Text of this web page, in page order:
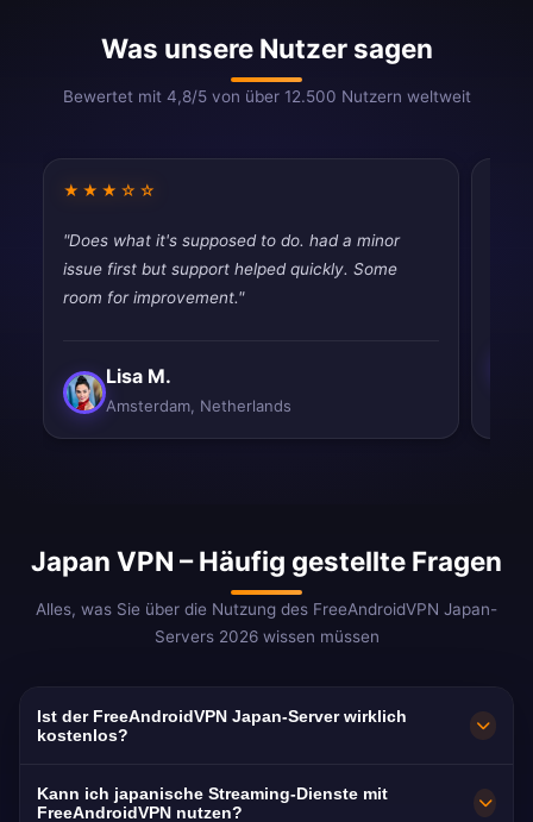
Was unsere Nutzer sagen
Bewertet mit 4,8/5 von über 12.500 Nutzern weltweit
★★★☆☆
"Does what it's supposed to do. had a minor
issue first but support helped quickly. Some
room for improvement."
Lisa M.
Amsterdam, Netherlands
Japan VPN – Häufig gestellte Fragen
Alles, was Sie über die Nutzung des FreeAndroidVPN Japan-
Servers 2026 wissen müssen
Ist der FreeAndroidVPN Japan-Server wirklich
kostenlos?
Yokohama, Nagoya und Fukuoka. Keine
Kann ich japanische Streaming-Dienste mit
FreeAndroidVPN nutzen?